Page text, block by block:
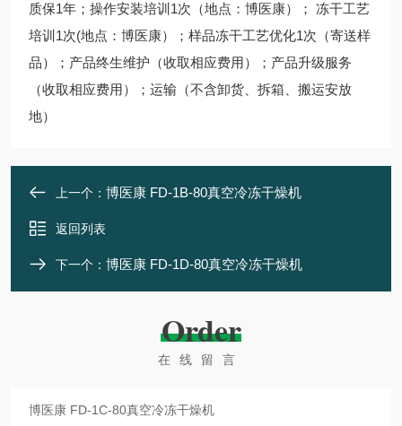
质保1年；操作安装培训1次（地点：博医康）； 冻干工艺
培训1次(地点：博医康）；样品冻干工艺优化1次（寄送样
品）；产品终生维护（收取相应费用）；产品升级服务
（收取相应费用）；运输（不含卸货、拆箱、搬运安放
地）
上一个： 博医康 FD-1B-80真空冷冻干燥机
返回列表
下一个： 博医康 FD-1D-80真空冷冻干燥机
Order
在线留言